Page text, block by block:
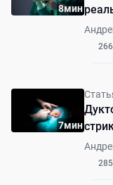
8мин
266
7мин
285